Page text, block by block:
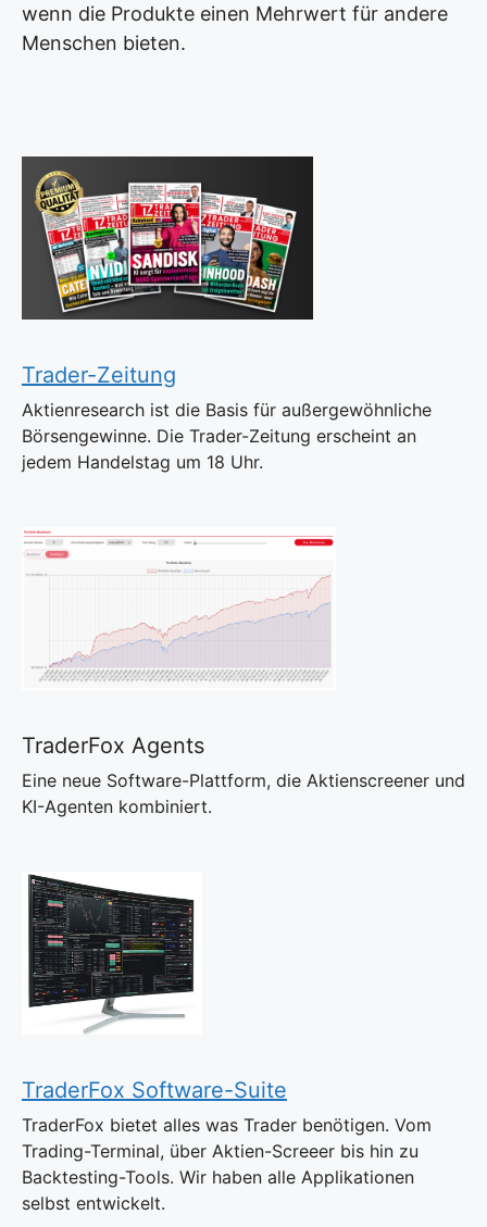
wenn die Produkte einen Mehrwert für andere
Menschen bieten.
Trader-Zeitung
Aktienresearch ist die Basis für außergewöhnliche
Börsengewinne. Die Trader-Zeitung erscheint an
jedem Handelstag um 18 Uhr.
TraderFox Agents
Eine neue Software-Plattform, die Aktienscreener und
KI-Agenten kombiniert.
TraderFox Software-Suite
TraderFox bietet alles was Trader benötigen. Vom
Trading-Terminal, über Aktien-Screeer bis hin zu
Backtesting-Tools. Wir haben alle Applikationen
selbst entwickelt.